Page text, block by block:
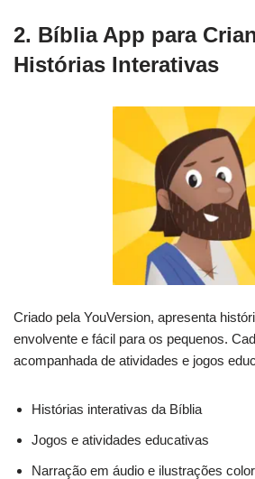
2. Bíblia App para
Histórias Interativas
Criado pela YouVersion, apresenta
envolvente e fácil para os pequenos.
acompanhada de atividades e jogos
Histórias interativas da Bíblia
Jogos e atividades educativas
Narração em áudio e ilustrações